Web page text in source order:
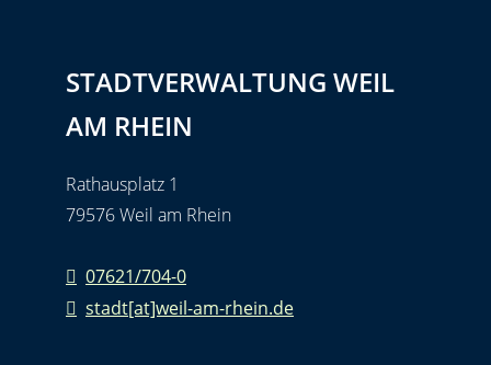
STADTVERWALTUNG WEIL
AM RHEIN
Rathausplatz 1
79576 Weil am Rhein
07621/704-0
stadt[at]weil-am-rhein.de